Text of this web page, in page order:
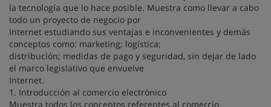
la tecnología que lo hace posible. Muestra como llevar a cabo
todo un proyecto de negocio por
Internet estudiando sus ventajas e inconvenientes y demás
conceptos como: marketing; logística;
distribución; medidas de pago y seguridad, sin dejar de lado
el marco legislativo que envuelve
Internet.
1. Introducción al comercio electrónico
Muestra todos los conceptos referentes al comercio